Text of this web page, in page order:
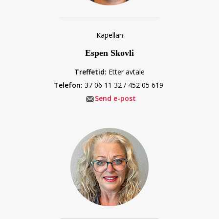
Kapellan
Espen Skovli
Treffetid: Etter avtale
Telefon: 37 06 11 32 / 452 05 619
Send e-post